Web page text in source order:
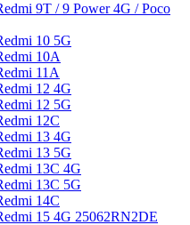
9T / 9 Power 4G / Poco
10 5G
10A
11A
12 4G
12 5G
12C
13 4G
13 5G
13C 4G
13C 5G
14C
15 4G 25062RN2DE